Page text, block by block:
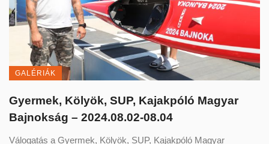
GALÉRIÁK
Gyermek, Kölyök, SUP, Kajakpóló Magyar
Bajnokság – 2024.08.02-08.04
Válogatás a Gyermek, Kölyök, SUP, Kajakpóló Magyar